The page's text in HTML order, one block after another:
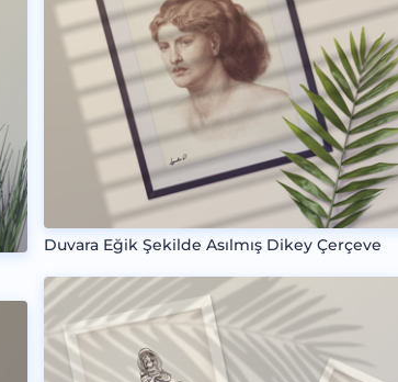
Duvara Eğik Şekilde Asılmış Dikey Çerçeve